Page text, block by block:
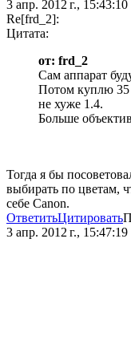
3 апр. 2012 г., 15:43:10
Re[frd_2]:
Цитата:
от: frd_2
Сам аппарат
Потом куплю 35
не хуже 1.4.
Больше
Тогда я бы
выбирать по цветам,
себе Canon.
ОтветитьЦитировать
3 апр. 2012 г., 15:47:19